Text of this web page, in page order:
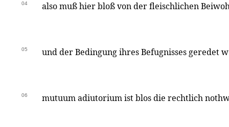
04 also muß hier bloß von der fleischlichen
05 und der Bedingung ihres Befugnisses geredet
06 mutuum adiutorium ist blos die rechtlich